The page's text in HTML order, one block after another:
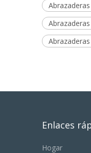
Enlaces
Hogar